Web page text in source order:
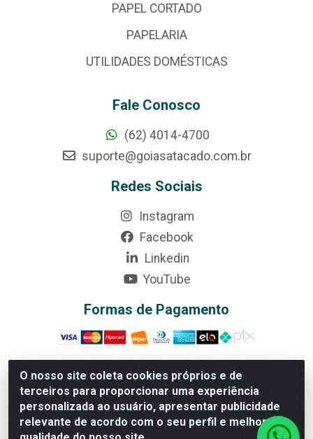
O nosso site coleta cookies próprios e de
terceiros para proporcionar uma experiência
personalizada ao usuário, apresentar publicidade
relevante de acordo com o seu perfil e melhorar a
PAPEL CORTADO
PAPELARIA
UTILIDADES DOMÉSTICAS
Fale Conosco
(62) 4014-4700
suporte@goiasatacado.com.br
Redes Sociais
Instagram
Facebook
Linkedin
YouTube
Formas de Pagamento
Rede Brasil - Avenida Universitária, nº 3860, Jardim das
Américas II Etapa - Anápolis/GO - CEP 75070-415 -
CNPJ 07.728.073/0002-24